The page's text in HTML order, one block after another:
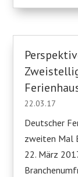
22.03.17
Deutscher
zweiten Mal
22. März